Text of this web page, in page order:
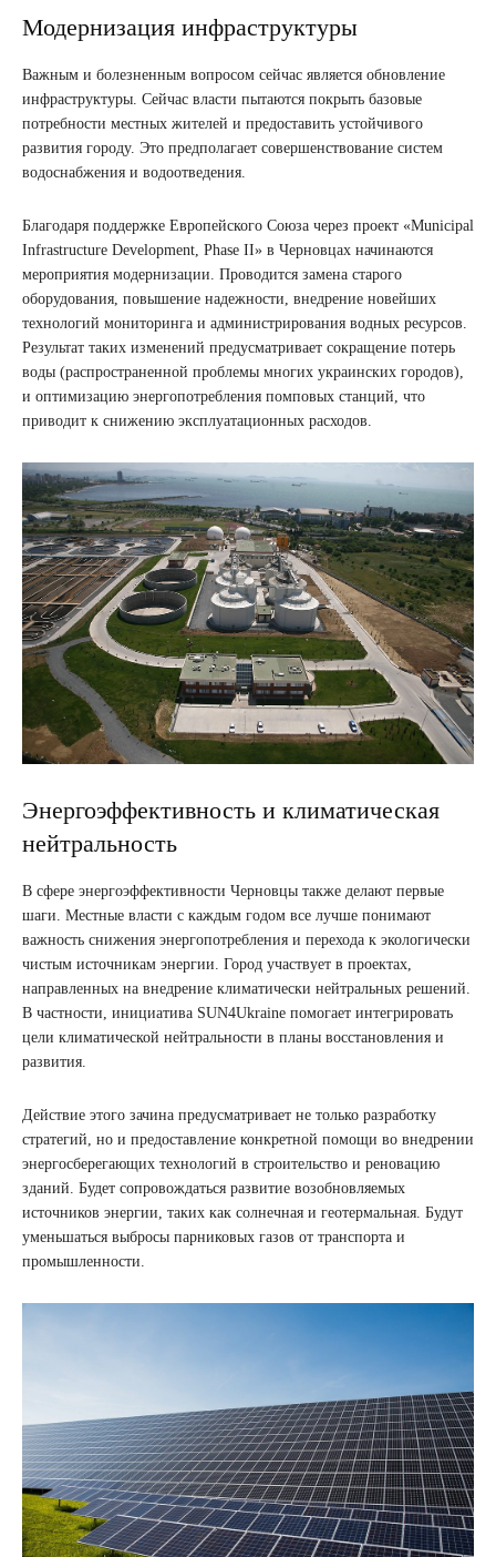
Модернизация инфраструктуры
Важным и болезненным вопросом сейчас является обновление
инфраструктуры. Сейчас власти пытаются покрыть базовые
потребности местных жителей и предоставить устойчивого
развития городу. Это предполагает совершенствование систем
водоснабжения и водоотведения.
Благодаря поддержке Европейского Союза через проект «Municipal
Infrastructure Development, Phase II» в Черновцах начинаются
мероприятия модернизации. Проводится замена старого
оборудования, повышение надежности, внедрение новейших
технологий мониторинга и администрирования водных ресурсов.
Результат таких изменений предусматривает сокращение потерь
воды (распространенной проблемы многих украинских городов),
и оптимизацию энергопотребления помповых станций, что
приводит к снижению эксплуатационных расходов.
Энергоэффективность и климатическая
нейтральность
В сфере энергоэффективности Черновцы также делают первые
шаги. Местные власти с каждым годом все лучше понимают
важность снижения энергопотребления и перехода к экологически
чистым источникам энергии. Город участвует в проектах,
направленных на внедрение климатически нейтральных решений.
В частности, инициатива SUN4Ukraine помогает интегрировать
цели климатической нейтральности в планы восстановления и
развития.
Действие этого зачина предусматривает не только разработку
стратегий, но и предоставление конкретной помощи во внедрении
энергосберегающих технологий в строительство и реновацию
зданий. Будет сопровождаться развитие возобновляемых
источников энергии, таких как солнечная и геотермальная. Будут
уменьшаться выбросы парниковых газов от транспорта и
промышленности.